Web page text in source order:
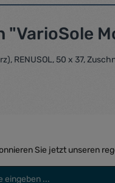
RENUSOL, 50 x 37,
Sie jetzt unseren